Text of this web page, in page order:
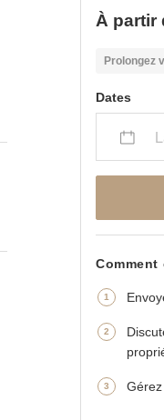
À partir
Prolongez
Dates
Comment